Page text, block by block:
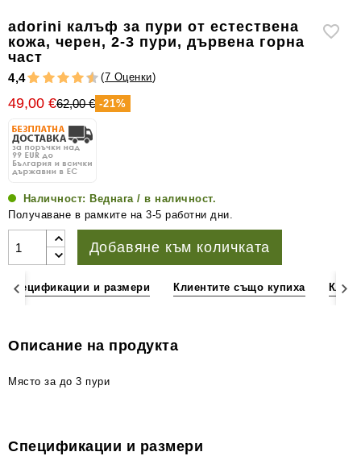
Други
аксесоари
за
пури
adorini калъф за пури от естествена
кожа, черен, 2-3 пури, дървена горна
част
4,4 (7 Оценки)
49,00 €62,00 € -21%
Наличност: Веднага / в наличност.
Получаване в рамките на 3-5 работни дни.
Добавяне към количката
Спецификации и размери Клиентите също купиха
Описание на продукта
Място за до 3 пури
Спецификации и размери